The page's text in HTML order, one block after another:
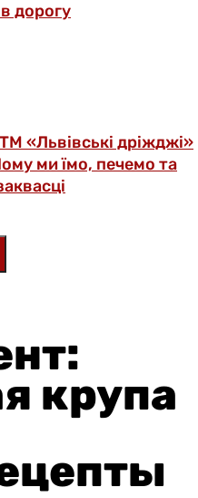
дорогу
«Львівські дріжджі»
ми їмо, печемо та
крупа